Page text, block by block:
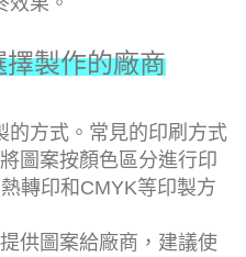
製作的廠商
的方式。常見的印刷方式
圖案按顏色區分進行印
轉印和CMYK等印製方
供圖案給廠商，建議使